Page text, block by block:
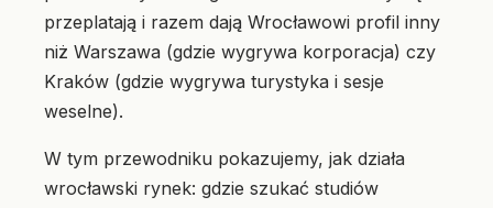
przeplatają i razem dają Wrocławowi profil inny
niż Warszawa (gdzie wygrywa korporacja) czy
Kraków (gdzie wygrywa turystyka i sesje
weselne).
W tym przewodniku pokazujemy, jak działa
wrocławski rynek: gdzie szukać studiów